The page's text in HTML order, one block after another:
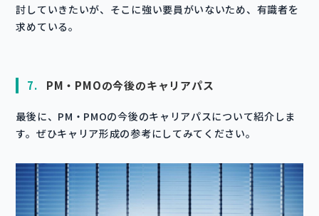
討していきたいが、そこに強い要員がいないため、有識者を
求めている。
7. PM・PMOの今後のキャリアパス
最後に、PM・PMOの今後のキャリアパスについて紹介しま
す。ぜひキャリア形成の参考にしてみてください。